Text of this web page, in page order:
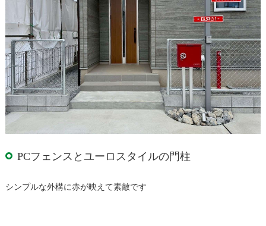
PCフェンスとユーロスタイルの門柱
シンプルな外構に赤が映えて素敵です